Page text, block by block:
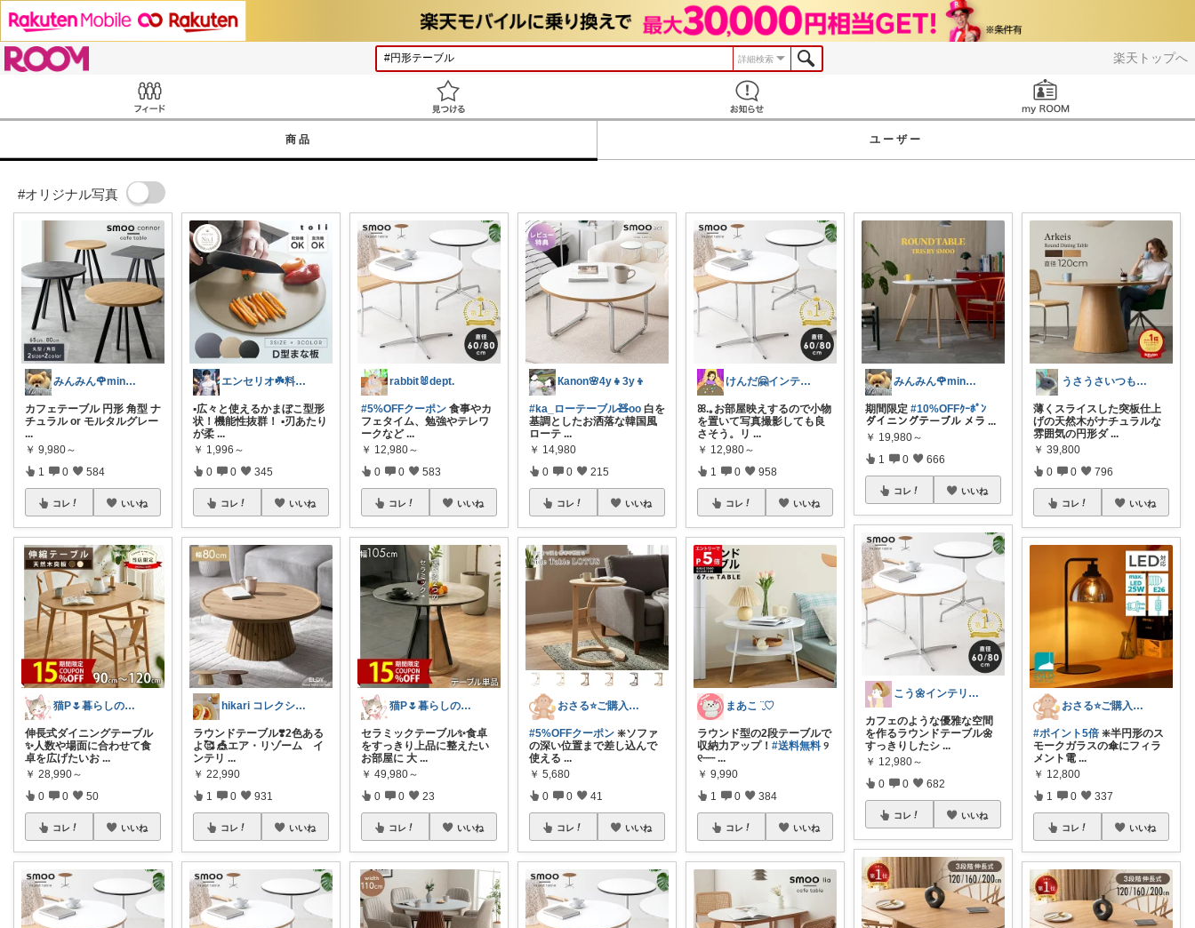
楽天トップへ
詳細検索
商品 ユーザー
#オリジナル写真
みんみん🌹minminღ
カフェテーブル 円形 角型 ナ
チュラル or モルタルグレー
...
￥ 9,980～
1 0 584
コレ いいね
猫P🌷暮らしの中で見つけたお気に入り
伸長式ダイニングテーブル
✨人数や場面に合わせて食
卓を広げたいお ...
￥ 28,990～
0 0 50
コレ いいね
エンセリオ☘️料理を楽しく🍳
▪️広々と使えるかまぼこ型形
状！機能性抜群！ ▪️刃あたり
が柔 ...
￥ 1,996～
0 0 345
コレ いいね
hikari コレクション見てね✨
ラウンドテーブル❣️2色ある
よ🥰 🎪エア・リゾーム イ
ンテリ ...
￥ 22,990
1 0 931
コレ いいね
rabbit🐰dept.
#5%OFFクーポン 食事やカ
フェタイム、勉強やテレワ
ークなど ...
￥ 12,980～
0 0 583
コレ いいね
猫P🌷暮らしの中で見つけたお気に入り
セラミックテーブル✨食卓
をすっきり上品に整えたい
お部屋に 大 ...
￥ 49,980～
0 0 23
コレ いいね
Кanon🌸4y👧3y👦
#ka_ローテーブル🧸oo 白を
基調としたお洒落な韓国風
ローテ ...
￥ 14,980
0 0 215
コレ いいね
おさる⭐ご購入感謝🐹
#5%OFFクーポン ❇️ソファ
の深い位置まで差し込んで
使える ...
￥ 5,680
0 0 41
コレ いいね
けんだ🤗インテリア多め
ꕤ.｡お部屋映えするので小物
を置いて写真撮影しても良
さそう。リ ...
￥ 12,980～
1 0 958
コレ いいね
まあこ ¨̮♡
ラウンド型の2段テーブルで
収納力アップ！#送料無料 ୨
୧┈┈ ...
￥ 9,990
1 0 384
コレ いいね
みんみん🌹minminღ
期間限定#10%OFFｸｰﾎﾟﾝ
ダイニングテーブル メラ ...
￥ 19,980～
1 0 666
コレ いいね
こう🌼インテリアと家事＆育児グッズ
カフェのような優雅な空間
を作るラウンドテーブル🌼
すっきりしたシ ...
￥ 12,980～
0 0 682
コレ いいね
うさうさいつもご訪問ありがとうです🐰✨
薄くスライスした突板仕上
げの天然木がナチュラルな
雰囲気の円形ダ ...
￥ 39,800
0 0 796
コレ いいね
おさる⭐ご購入感謝🐹
#ポイント5倍 ❇️半円形のス
モークガラスの傘にフィラ
メント電 ...
￥ 12,800
1 0 337
コレ いいね